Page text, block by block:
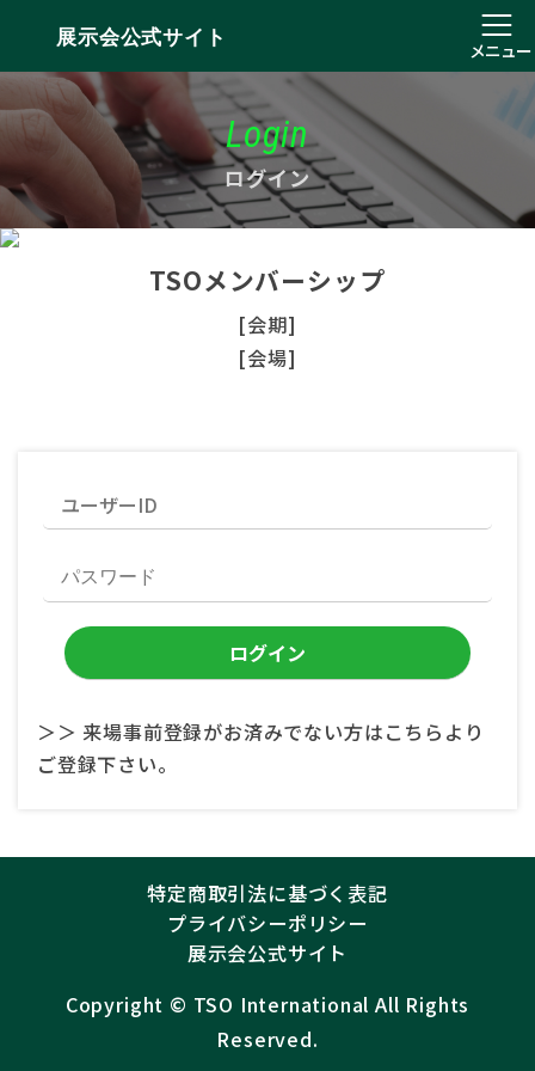
展示会公式サイト
メニュー
Login
ログイン
TSOメンバーシップ
[会期]
[会場]
＞＞ 来場事前登録がお済みでない方はこちらより
ご登録下さい。
特定商取引法に基づく表記
プライバシーポリシー
展示会公式サイト
Copyright ©︎ TSO International All Rights
Reserved.